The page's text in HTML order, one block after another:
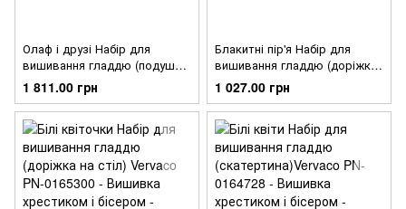
Олаф і друзі Набір для
вишивання гладдю (подушка)
Vervaco PN-0166253
1 811.00 грн
Блакитні пір'я Набір для
вишивання гладдю (доріжка
на стіл) Vervaco PN-0165882
1 027.00 грн